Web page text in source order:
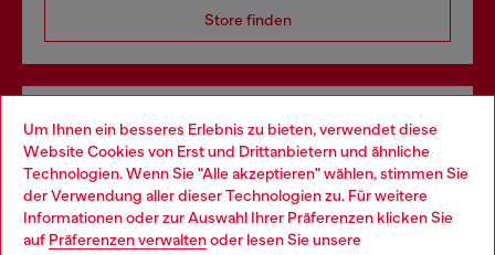
Um Ihnen ein besseres Erlebnis zu bieten, verwendet diese
Website Cookies von Erst und Drittanbietern und ähnliche
Technologien. Wenn Sie "Alle akzeptieren" wählen, stimmen Sie
der Verwendung aller dieser Technologien zu. Für weitere
Informationen oder zur Auswahl Ihrer Präferenzen klicken Sie
auf Präferenzen verwaltenoder lesen Sie unsere
Store finden
Omnichannel-Services
Entdecke unser gesamtes Service-Angebot, online und
im Store.
Choose your location
You are currently browsing Deutschland website, but it seems